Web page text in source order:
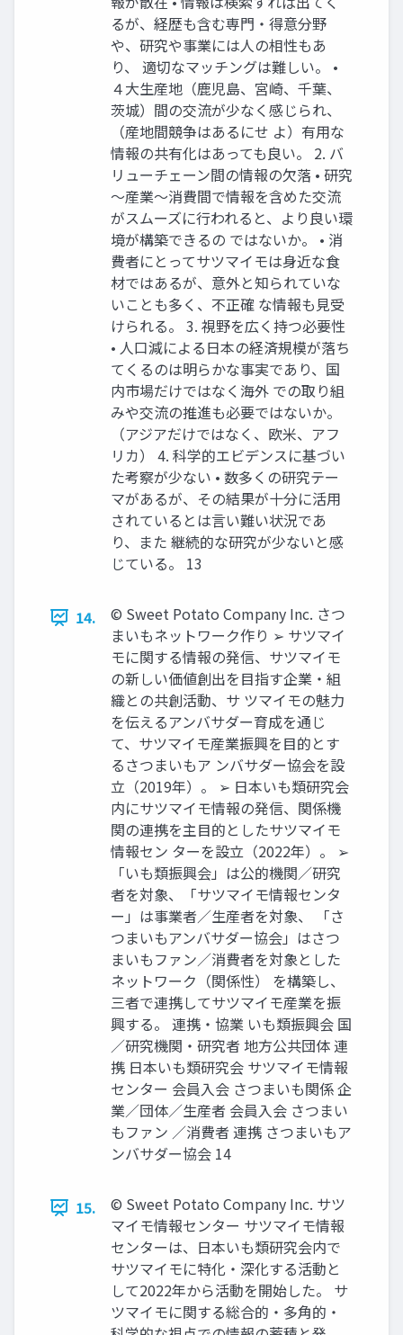
るが、経歴も含む専門・得意分野
や、研究や事業には人の相性もあ
り、 適切なマッチングは難しい。 •
４大生産地（鹿児島、宮崎、千葉、
茨城）間の交流が少なく感じられ、
（産地間競争はあるにせ よ）有用な
情報の共有化はあっても良い。 2. バ
リューチェーン間の情報の欠落 • 研究
～産業～消費間で情報を含めた交流
がスムーズに行われると、より良い環
境が構築できるの ではないか。 • 消
費者にとってサツマイモは身近な食
材ではあるが、意外と知られていな
いことも多く、不正確 な情報も見受
けられる。 3. 視野を広く持つ必要性
• 人口減による日本の経済規模が落ち
てくるのは明らかな事実であり、国
内市場だけではなく海外 での取り組
みや交流の推進も必要ではないか。
（アジアだけではなく、欧米、アフ
リカ） 4. 科学的エビデンスに基づい
た考察が少ない • 数多くの研究テー
マがあるが、その結果が十分に活用
されているとは言い難い状況であ
り、また 継続的な研究が少ないと感
じている。 13
14.
© Sweet Potato Company Inc. さつ
まいもネットワーク作り ➢ サツマイ
モに関する情報の発信、サツマイモ
の新しい価値創出を目指す企業・組
織との共創活動、サ ツマイモの魅力
を伝えるアンバサダー育成を通じ
て、サツマイモ産業振興を目的とす
るさつまいもア ンバサダー協会を設
立（2019年）。 ➢ 日本いも類研究会
内にサツマイモ情報の発信、関係機
関の連携を主目的としたサツマイモ
情報セン ターを設立（2022年）。 ➢
「いも類振興会」は公的機関／研究
者を対象、「サツマイモ情報センタ
ー」は事業者／生産者を対象、 「さ
つまいもアンバサダー協会」はさつ
まいもファン／消費者を対象とした
ネットワーク（関係性） を構築し、
三者で連携してサツマイモ産業を振
興する。 連携・協業 いも類振興会 国
／研究機関・研究者 地方公共団体 連
携 日本いも類研究会 サツマイモ情報
センター 会員入会 さつまいも関係 企
業／団体／生産者 会員入会 さつまい
もファン ／消費者 連携 さつまいもア
ンバサダー協会 14
15.
© Sweet Potato Company Inc. サツ
マイモ情報センター サツマイモ情報
センターは、日本いも類研究会内で
サツマイモに特化・深化する活動と
して2022年から活動を開始した。 サ
ツマイモに関する総合的・多角的・